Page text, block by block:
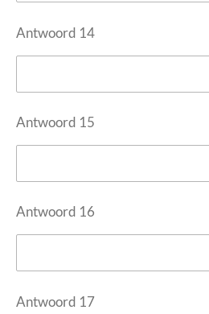
Antwoord 14
Antwoord 15
Antwoord 16
Antwoord 17